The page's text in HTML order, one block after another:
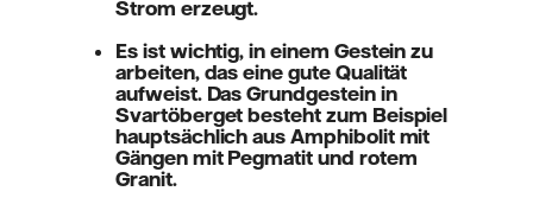
Strom erzeugt.
Es ist wichtig, in einem Gestein zu
arbeiten, das eine gute Qualität
aufweist. Das Grundgestein in
Svartöberget besteht zum Beispiel
hauptsächlich aus Amphibolit mit
Gängen mit Pegmatit und rotem
Granit.